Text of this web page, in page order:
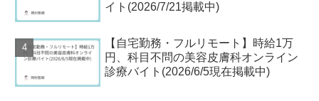
イト(2026/7/21掲載中)
【自宅勤務・フルリモート】時給1万
円、科目不問の美容皮膚科オンライン
診療バイト(2026/6/5現在掲載中)